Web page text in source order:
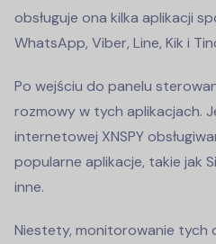
obsługuje ona kilka aplikacji
WhatsApp, Viber, Line, Kik i
Po wejściu do panelu
rozmowy w tych aplikacjach.
internetowej XNSPY
popularne aplikacje, takie jak
inne.
Niestety, monitorowanie tych